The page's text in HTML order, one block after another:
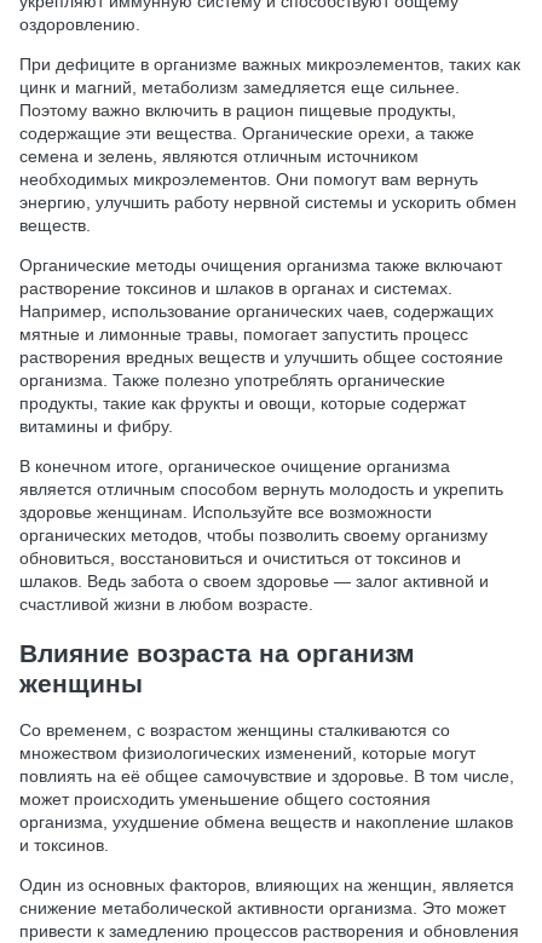
оздоровлению.
При дефиците в организме важных микроэлементов, таких как
цинк и магний, метаболизм замедляется еще сильнее.
Поэтому важно включить в рацион пищевые продукты,
содержащие эти вещества. Органические орехи, а также
семена и зелень, являются отличным источником
необходимых микроэлементов. Они помогут вам вернуть
энергию, улучшить работу нервной системы и ускорить обмен
веществ.
Органические методы очищения организма также включают
растворение токсинов и шлаков в органах и системах.
Например, использование органических чаев, содержащих
мятные и лимонные травы, помогает запустить процесс
растворения вредных веществ и улучшить общее состояние
организма. Также полезно употреблять органические
продукты, такие как фрукты и овощи, которые содержат
витамины и фибру.
В конечном итоге, органическое очищение организма
является отличным способом вернуть молодость и укрепить
здоровье женщинам. Используйте все возможности
органических методов, чтобы позволить своему организму
обновиться, восстановиться и очиститься от токсинов и
шлаков. Ведь забота о своем здоровье — залог активной и
счастливой жизни в любом возрасте.
Влияние возраста на организм
женщины
Со временем, с возрастом женщины сталкиваются со
множеством физиологических изменений, которые могут
повлиять на её общее самочувствие и здоровье. В том числе,
может происходить уменьшение общего состояния
организма, ухудшение обмена веществ и накопление шлаков
и токсинов.
Один из основных факторов, влияющих на женщин, является
снижение метаболической активности организма. Это может
привести к замедлению процессов растворения и обновления